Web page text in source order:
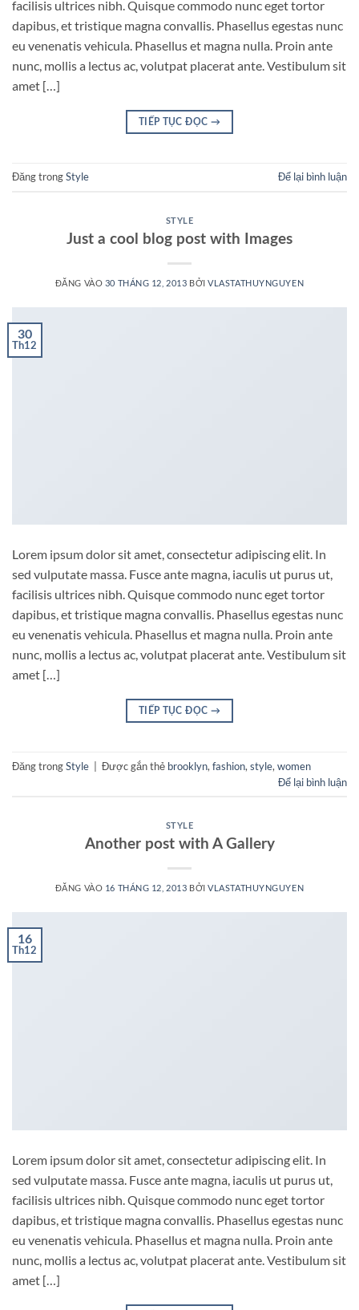
facilisis ultrices nibh. Quisque commodo nunc eget tortor
dapibus, et tristique magna convallis. Phasellus egestas nunc
eu venenatis vehicula. Phasellus et magna nulla. Proin ante
nunc, mollis a lectus ac, volutpat placerat ante. Vestibulum sit
amet […]
TIẾP TỤC ĐỌC →
Đăng trongStyle Để lại bình luận
STYLE
Just a cool blog post with Images
ĐĂNG VÀO 30 THÁNG 12, 2013 BỞIVLASTATHUYNGUYEN
30
Th12
Lorem ipsum dolor sit amet, consectetur adipiscing elit. In
sed vulputate massa. Fusce ante magna, iaculis ut purus ut,
facilisis ultrices nibh. Quisque commodo nunc eget tortor
dapibus, et tristique magna convallis. Phasellus egestas nunc
eu venenatis vehicula. Phasellus et magna nulla. Proin ante
nunc, mollis a lectus ac, volutpat placerat ante. Vestibulum sit
amet […]
TIẾP TỤC ĐỌC →
Đăng trongStyle Được gắn thẻ brooklyn, fashion, style, women
Để lại bình luận
STYLE
Another post with A Gallery
ĐĂNG VÀO 16 THÁNG 12, 2013 BỞIVLASTATHUYNGUYEN
16
Th12
Lorem ipsum dolor sit amet, consectetur adipiscing elit. In
sed vulputate massa. Fusce ante magna, iaculis ut purus ut,
facilisis ultrices nibh. Quisque commodo nunc eget tortor
dapibus, et tristique magna convallis. Phasellus egestas nunc
eu venenatis vehicula. Phasellus et magna nulla. Proin ante
nunc, mollis a lectus ac, volutpat placerat ante. Vestibulum sit
amet […]